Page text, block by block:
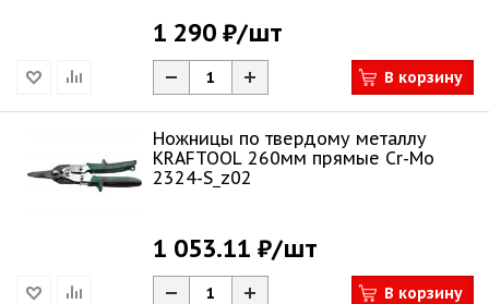
1 290 ₽/шт
В корзину
Ножницы по твердому металлу
KRAFTOOL 260мм прямые Cr-Mo
2324-S_z02
1 053.11 ₽/шт
В корзину